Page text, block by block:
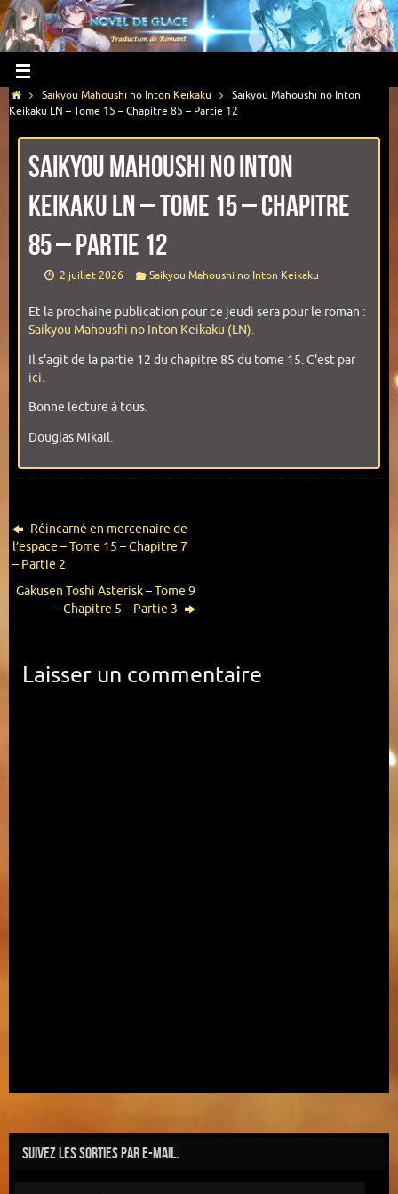
Saikyou Mahoushi no Inton Keikaku
Saikyou Mahoushi no Inton
Keikaku LN – Tome 15 – Chapitre 85 – Partie 12
Saikyou Mahoushi no Inton
Keikaku LN – Tome 15 – Chapitre
85 – Partie 12
2 juillet 2026 Saikyou Mahoushi no Inton Keikaku
Et la prochaine publication pour ce jeudi sera pour le roman :
Saikyou Mahoushi no Inton Keikaku (LN).
Il s'agit de la partie 12 du chapitre 85 du tome 15. C'est par
ici.
Bonne lecture à tous.
Douglas Mikail.
Réincarné en mercenaire de
l’espace – Tome 15 – Chapitre 7
– Partie 2
Gakusen Toshi Asterisk – Tome 9
– Chapitre 5 – Partie 3
Laisser un commentaire
Suivez les sorties par e-mail.